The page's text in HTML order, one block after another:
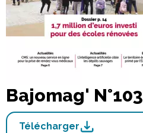
Bajomag' N°103
Télécharger